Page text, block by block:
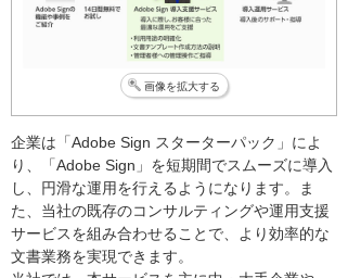
画像を拡大する
企業は「Adobe Sign スターターパック」によ
り、「Adobe Sign」を短期間でスムーズに導入
し、円滑な運用を行えるようになります。ま
た、当社の既存のコンサルティングや運用支援
サービスを組み合わせることで、より効率的な
文書業務を実現できます。